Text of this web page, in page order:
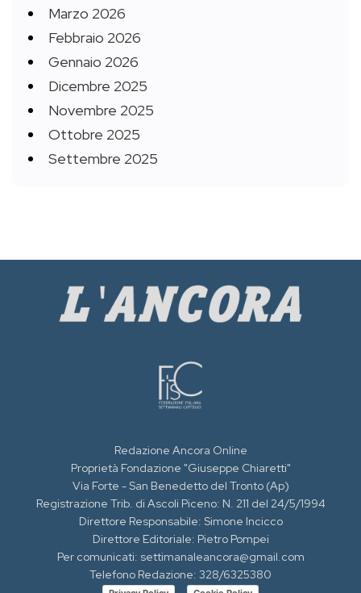
Marzo 2026
Febbraio 2026
Gennaio 2026
Dicembre 2025
Novembre 2025
Ottobre 2025
Settembre 2025
Redazione Ancora Online
Proprietà Fondazione "Giuseppe Chiaretti"
Via Forte - San Benedetto del Tronto (Ap)
Registrazione Trib. di Ascoli Piceno: N. 211 del 24/5/1994
Direttore Responsabile: Simone Incicco
Direttore Editoriale: Pietro Pompei
Per comunicati: settimanaleancora@gmail.com
Telefono Redazione: 328/6325380